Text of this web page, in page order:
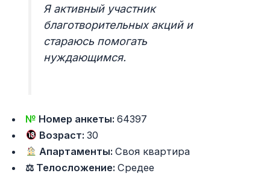
Я активный участник
благотворительных акций и
стараюсь помогать
нуждающимся.
№ Номер анкеты:64397
Возраст:30
Апартаменты:Своя квартира
⚖ Телосложение:Средее